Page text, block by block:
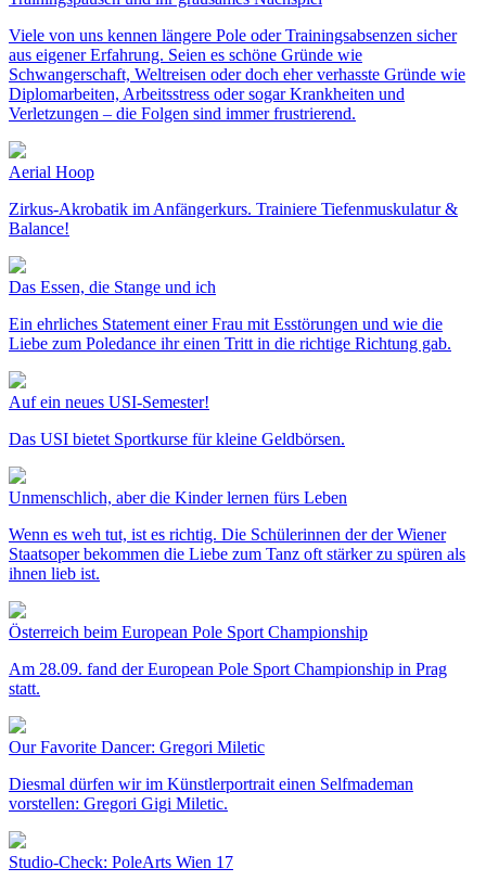
Viele von uns kennen längere Pole oder Trainingsabsenzen sicher
aus eigener Erfahrung. Seien es schöne Gründe wie
Schwangerschaft, Weltreisen oder doch eher verhasste Gründe wie
Diplomarbeiten, Arbeitsstress oder sogar Krankheiten und
Verletzungen – die Folgen sind immer frustrierend.
Aerial Hoop
Zirkus-Akrobatik im Anfängerkurs. Trainiere Tiefenmuskulatur &
Balance!
Das Essen, die Stange und ich
Ein ehrliches Statement einer Frau mit Esstörungen und wie die
Liebe zum Poledance ihr einen Tritt in die richtige Richtung gab.
Auf ein neues USI-Semester!
Das USI bietet Sportkurse für kleine Geldbörsen.
Unmenschlich, aber die Kinder lernen fürs Leben
Wenn es weh tut, ist es richtig. Die Schülerinnen der der Wiener
Staatsoper bekommen die Liebe zum Tanz oft stärker zu spüren als
ihnen lieb ist.
Österreich beim European Pole Sport Championship
Am 28.09. fand der European Pole Sport Championship in Prag
statt.
Our Favorite Dancer: Gregori Miletic
Diesmal dürfen wir im Künstlerportrait einen Selfmademan
vorstellen: Gregori Gigi Miletic.
Studio-Check: PoleArts Wien 17